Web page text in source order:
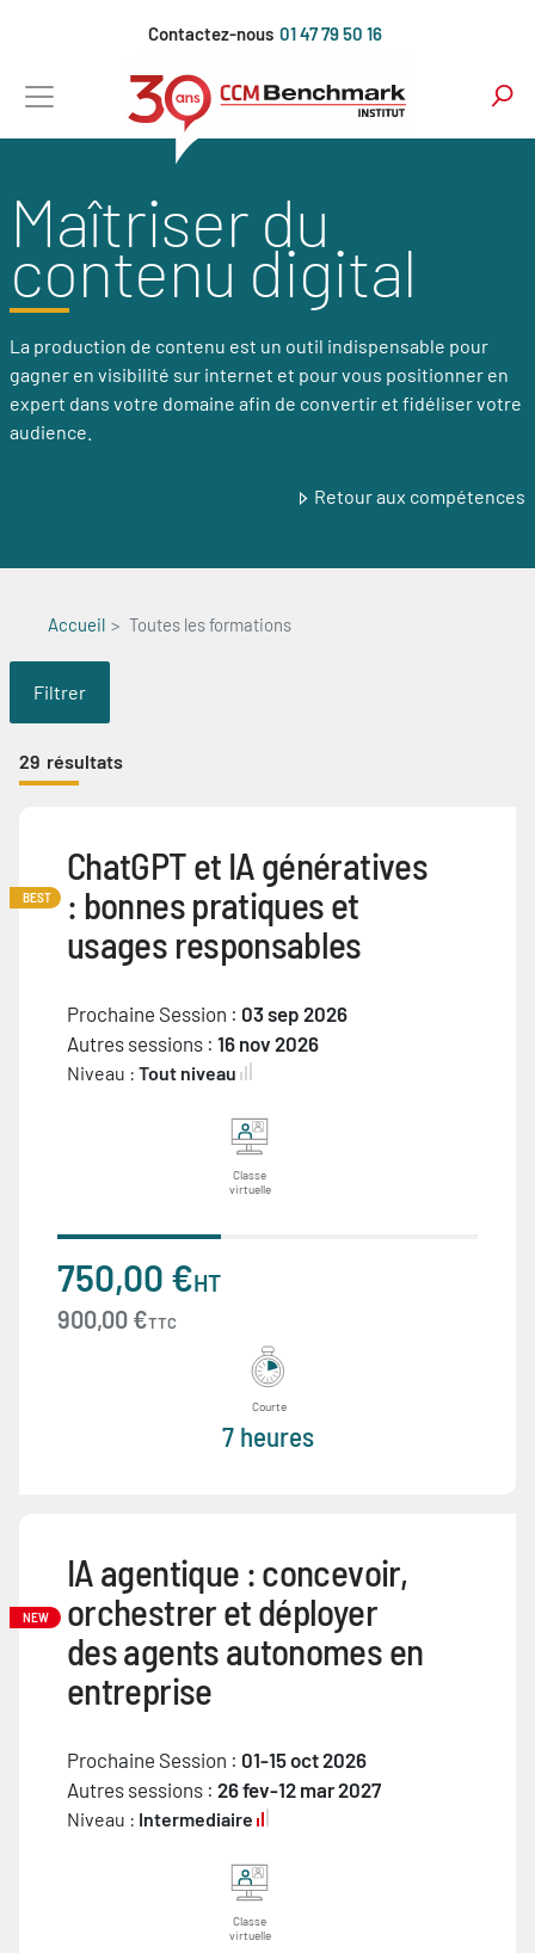
principal
Contactez-nous 01 47 79 50 16
Maîtriser du
contenu digital
La production de contenu est un outil indispensable pour
gagner en visibilité sur internet et pour vous positionner en
expert dans votre domaine afin de convertir et fidéliser votre
audience.
Retour aux compétences
Accueil Toutes les formations
Filtrer
29 résultats
BEST
ChatGPT et IA génératives
: bonnes pratiques et
usages responsables
Prochaine Session : 03 sep 2026
Autres sessions : 16 nov 2026
Niveau : Tout niveau
Classe
virtuelle
750,00 €HT
900,00 €TTC
Courte
7 heures
NEW
IA agentique : concevoir,
orchestrer et déployer
des agents autonomes en
entreprise
Prochaine Session : 01-15 oct 2026
Autres sessions : 26 fev-12 mar 2027
Niveau : Intermediaire
Classe
virtuelle